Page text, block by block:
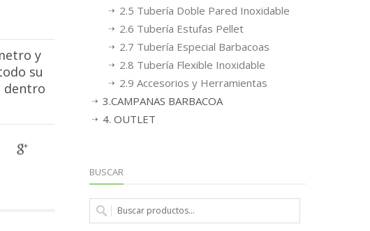
y
su
dentro
2.5 Tubería Doble Pared Inoxidable
2.6 Tubería Estufas Pellet
2.7 Tubería Especial Barbacoas
2.8 Tubería Flexible Inoxidable
2.9 Accesorios y Herramientas
3.CAMPANAS BARBACOA
4. OUTLET
BUSCAR